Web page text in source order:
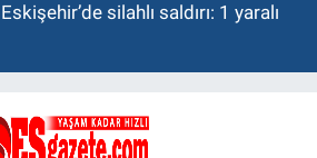
Eskişehir’de silahlı saldırı: 1 yaralı